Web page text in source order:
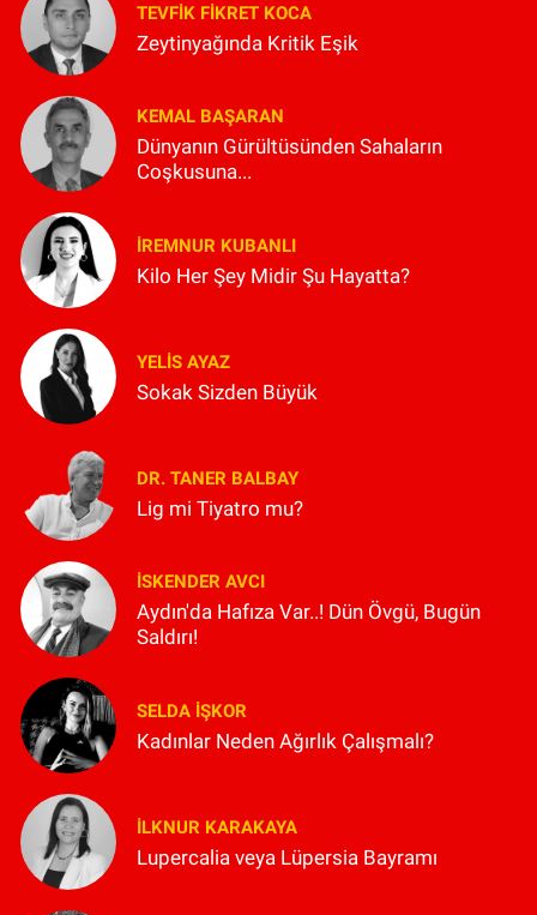
TEVFIK FIKRET KOCA
Zeytinyağında Kritik Eşik
KEMAL BAŞARAN
Dünyanın Gürültüsünden Sahaların
Coşkusuna...
İREMNUR KUBANLI
Kilo Her Şey Midir Şu Hayatta?
YELIS AYAZ
Sokak Sizden Büyük
DR. TANER BALBAY
Lig mi Tiyatro mu?
İSKENDER AVCI
Aydın'da Hafıza Var..! Dün Övgü, Bugün
Saldırı!
SELDA İŞKOR
Kadınlar Neden Ağırlık Çalışmalı?
İLKNUR KARAKAYA
Lupercalia veya Lüpersia Bayramı